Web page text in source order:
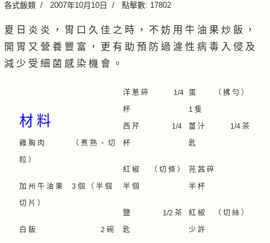
各式飯類 2007年10月10日 點擊數: 17802
夏 日 炎 炎 ， 胃 口 久 佳 之 時 ， 不 妨 用 牛 油 果 炒 飯 ，
開 胃 又 營 養 豐 富 ， 更 有 助 預 防 過 濾 性 病 毒 入 侵 及
減 少 受 細 菌 感 染 機 會 。
材 料
雞 胸 肉 （ 煮 熟 、 切
粒 ）
加 州 牛 油 果 3 個 （ 半 個
切 片 ）
白 飯 2 碗
洋 蔥 碎 1/4
杯
西 芹 1/4
杯
紅 椒 （ 切 條 ）
半 個
鹽 1/2 茶
匙
蛋 （ 拂 勻 ）
1 隻
薑 汁 1/4 茶
匙
芫 茜 碎
半 杯
紅 椒 （ 切 絲 ）
少 許